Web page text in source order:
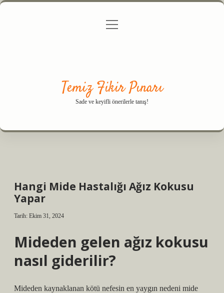
Gizlilik Politikası
menüyü
Temiz Fikir Pınarı
Sade ve keyifli önerilerle tanış!
Hangi Mide Hastalığı Ağız Kokusu
Yapar
Tarih: Ekim 31, 2024
Mideden gelen ağız kokusu
nasıl giderilir?
Mideden kaynaklanan kötü nefesin en yaygın nedeni mide